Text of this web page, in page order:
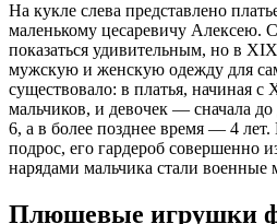
На кукле слева представлено
маленькому цесаревичу Алексею.
показаться удивительным, но в
мужскую и женскую одежду для
существовало: в платья, начиная с
мальчиков, и девочек — сначала
6, а в более позднее время — 4 лет.
подрос, его гардероб совершенно
нарядами мальчика стали военные
Плюшевые игрушки